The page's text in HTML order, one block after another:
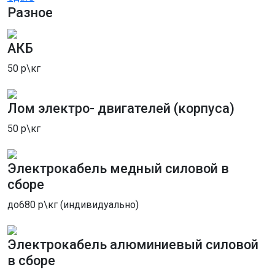
нерациональным. Однако при большом
пакет услуг на месте — что включает в себя
демонтаж, резку, погрузку и последующий
предлагает заманчивые условия сотрудничества
по вывозу черных металлов. Цены обсуждаются
сотрудники максимально оперативно реагируют
на заявки по вывозу м. Тульская, а оплата может
быть произведена сразу на месте любым
удобным способом.
отходов м. Тульская
В нашем центре приема металлолома мы с
Разное
АКБ
50 р\кг
Лом электро- двигателей (корпуса)
50 р\кг
Электрокабель медный силовой в
сборе
до680 р\кг (индивидуально)
Электрокабель алюминиевый силовой
в сборе